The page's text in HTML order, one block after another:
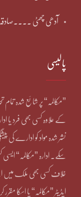
آدھی چھٹی ۔۔۔۔صادقہ
پالیسی
”مکالمہ“ پر شائع شدہ
کے علاوہ کسی بھی فرد یا
نشر شدہ مواد کو ادارے کی
سکے۔ ادارہ ”مکالمہ“
خلاف کسی بھی ملک میں
ایڈیٹر ”مکالمہ“ یا اسکا مقرر